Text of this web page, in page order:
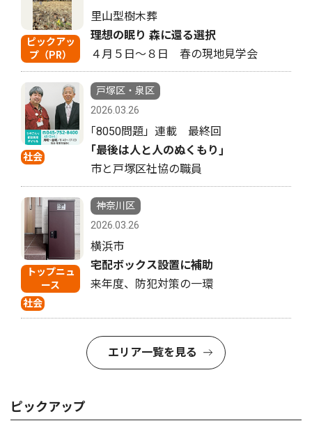
ピックアッ
プ（PR）
里山型樹木葬
理想の眠り 森に還る選択
４月５日〜８日 春の現地見学会
社会
戸塚区・泉区
2026.03.26
｢8050問題」連載 最終回
｢最後は人と人のぬくもり｣
市と戸塚区社協の職員
トップニュ
ース
社会
神奈川区
2026.03.26
横浜市
宅配ボックス設置に補助
来年度、防犯対策の一環
エリア一覧を見る
ピックアップ